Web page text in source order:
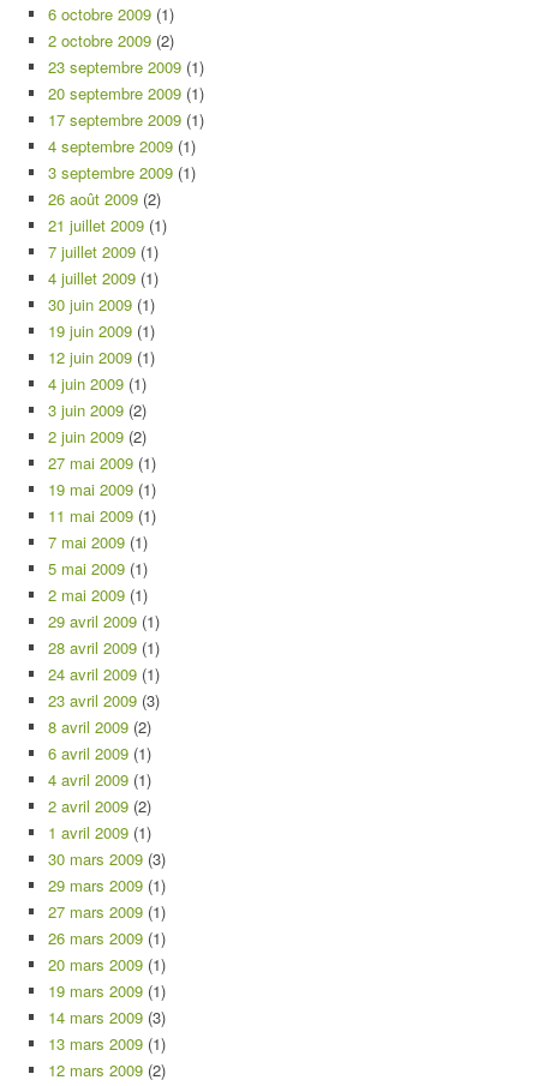
6 octobre 2009 (1)
2 octobre 2009 (2)
23 septembre 2009 (1)
20 septembre 2009 (1)
17 septembre 2009 (1)
4 septembre 2009 (1)
3 septembre 2009 (1)
26 août 2009 (2)
21 juillet 2009 (1)
7 juillet 2009 (1)
4 juillet 2009 (1)
30 juin 2009 (1)
19 juin 2009 (1)
12 juin 2009 (1)
4 juin 2009 (1)
3 juin 2009 (2)
2 juin 2009 (2)
27 mai 2009 (1)
19 mai 2009 (1)
11 mai 2009 (1)
7 mai 2009 (1)
5 mai 2009 (1)
2 mai 2009 (1)
29 avril 2009 (1)
28 avril 2009 (1)
24 avril 2009 (1)
23 avril 2009 (3)
8 avril 2009 (2)
6 avril 2009 (1)
4 avril 2009 (1)
2 avril 2009 (2)
1 avril 2009 (1)
30 mars 2009 (3)
29 mars 2009 (1)
27 mars 2009 (1)
26 mars 2009 (1)
20 mars 2009 (1)
19 mars 2009 (1)
14 mars 2009 (3)
13 mars 2009 (1)
12 mars 2009 (2)